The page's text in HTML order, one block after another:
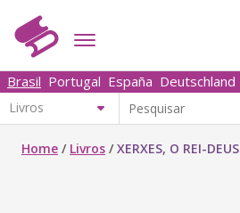
Brasil Portugal España Deutschland
Home / Livros /XERXES, O REI-DEUS